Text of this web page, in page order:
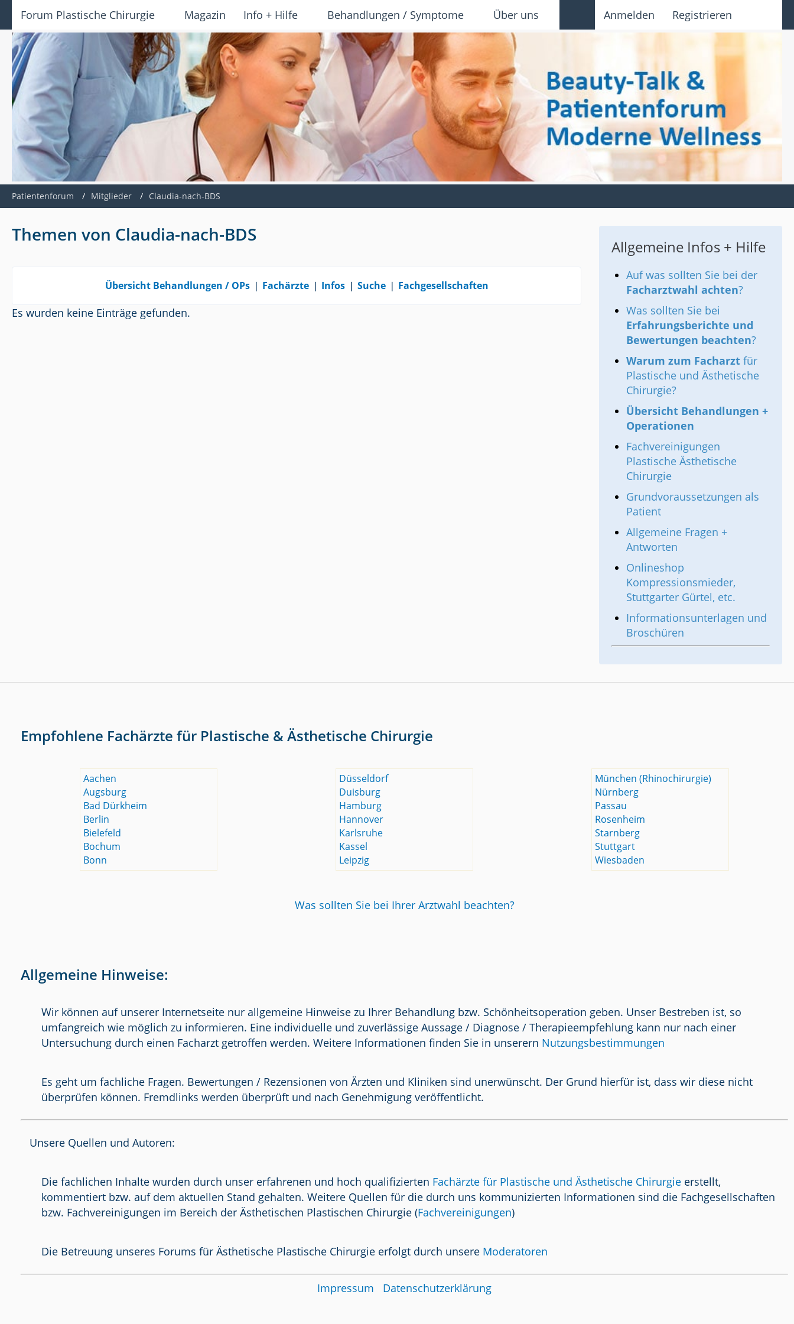
Forum Plastische Chirurgie Magazin Info + Hilfe Behandlungen / Symptome Über uns Anmelden Registrieren
Patientenforum Mitglieder Claudia-nach-BDS
Themen von Claudia-nach-BDS
Übersicht Behandlungen / OPs❘ Fachärzte❘ Infos❘ Suche❘ Fachgesellschaften
Es wurden keine Einträge gefunden.
Allgemeine Infos + Hilfe
Auf was sollten Sie bei der
Facharztwahl achten?
Was sollten Sie bei
Erfahrungsberichte und
Bewertungen beachten?
Warum zum Facharzt für
Plastische und Ästhetische
Chirurgie?
Übersicht Behandlungen +
Operationen
Fachvereinigungen
Plastische Ästhetische
Chirurgie
Grundvoraussetzungen als
Patient
Allgemeine Fragen +
Antworten
Onlineshop
Kompressionsmieder,
Stuttgarter Gürtel, etc.
Informationsunterlagen und
Broschüren
Empfohlene Fachärzte für Plastische & Ästhetische Chirurgie
Aachen
Augsburg
Bad Dürkheim
Berlin
Bielefeld
Bochum
Bonn
Düsseldorf
Duisburg
Hamburg
Hannover
Karlsruhe
Kassel
Leipzig
München (Rhinochirurgie)
Nürnberg
Passau
Rosenheim
Starnberg
Stuttgart
Wiesbaden
Was sollten Sie bei Ihrer Arztwahl beachten?
Allgemeine Hinweise:
Wir können auf unserer Internetseite nur allgemeine Hinweise zu Ihrer Behandlung bzw. Schönheitsoperation geben. Unser Bestreben ist, so
umfangreich wie möglich zu informieren. Eine individuelle und zuverlässige Aussage / Diagnose / Therapieempfehlung kann nur nach einer
Untersuchung durch einen Facharzt getroffen werden. Weitere Informationen finden Sie in unserern Nutzungsbestimmungen
Es geht um fachliche Fragen. Bewertungen / Rezensionen von Ärzten und Kliniken sind unerwünscht. Der Grund hierfür ist, dass wir diese nicht
überprüfen können. Fremdlinks werden überprüft und nach Genehmigung veröffentlicht.
Unsere Quellen und Autoren:
Die fachlichen Inhalte wurden durch unser erfahrenen und hoch qualifizierten Fachärzte für Plastische und Ästhetische Chirurgie erstellt,
kommentiert bzw. auf dem aktuellen Stand gehalten. Weitere Quellen für die durch uns kommunizierten Informationen sind die Fachgesellschaften
bzw. Fachvereinigungen im Bereich der Ästhetischen Plastischen Chirurgie (Fachvereinigungen)
Die Betreuung unseres Forums für Ästhetische Plastische Chirurgie erfolgt durch unsere Moderatoren
Impressum Datenschutzerklärung